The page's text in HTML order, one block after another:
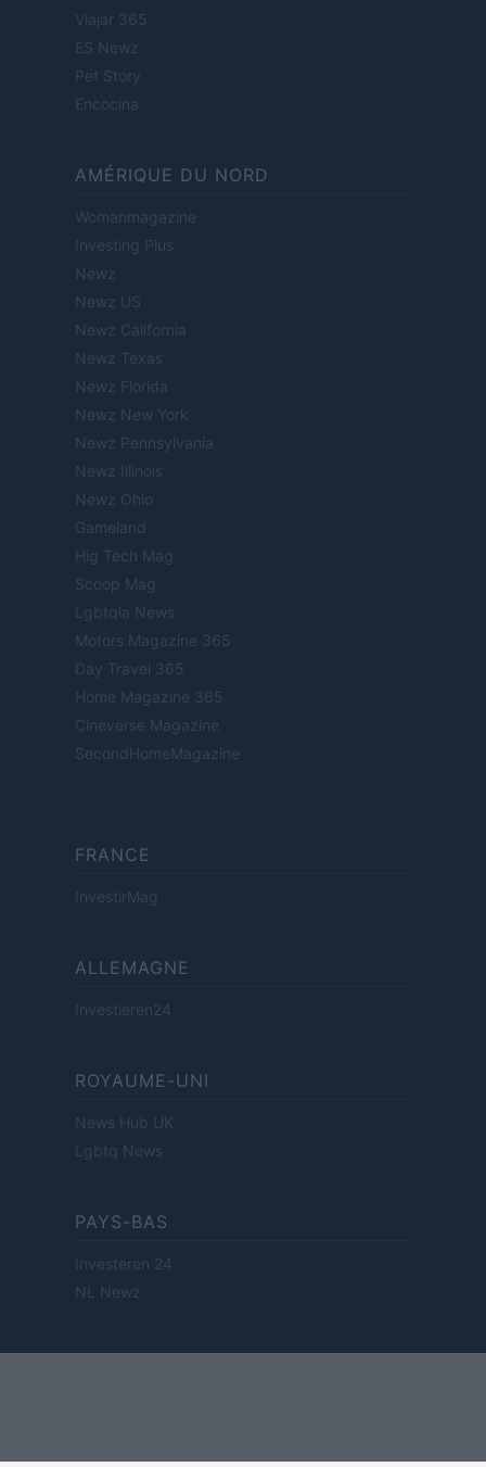
Viajar 365
ES Newz
Pet Story
Encocina
AMÉRIQUE DU NORD
Womanmagazine
Investing Plus
Newz
Newz US
Newz California
Newz Texas
Newz Florida
Newz New York
Newz Pennsylvania
Newz Illinois
Newz Ohio
Gameland
Hig Tech Mag
Scoop Mag
Lgbtqia News
Motors Magazine 365
Day Travel 365
Home Magazine 365
Cineverse Magazine
SecondHomeMagazine
FRANCE
InvestirMag
ALLEMAGNE
Investieren24
ROYAUME-UNI
News Hub UK
Lgbtq News
PAYS-BAS
Investeren 24
NL Newz